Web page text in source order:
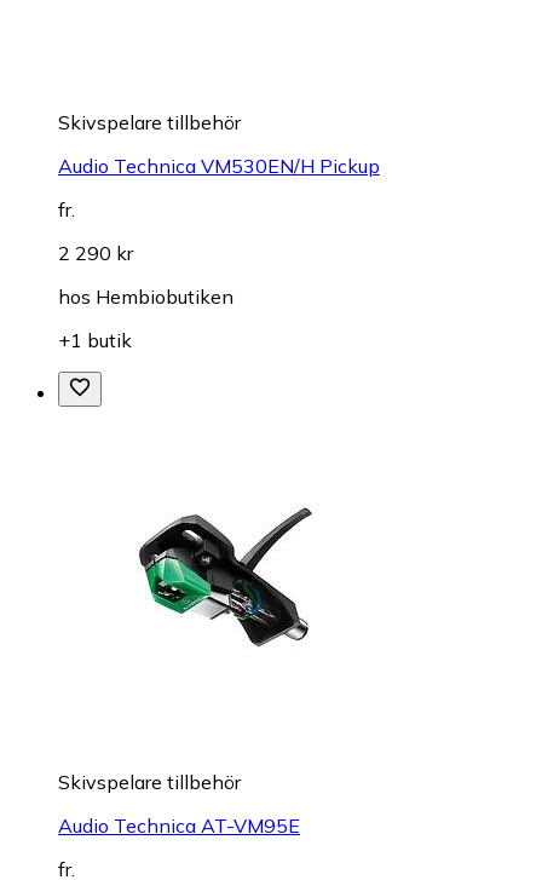
Skivspelare tillbehör
Audio Technica VM530EN/H Pickup
fr.
2 290 kr
hos Hembiobutiken
+1 butik
Skivspelare tillbehör
Audio Technica AT-VM95E
fr.